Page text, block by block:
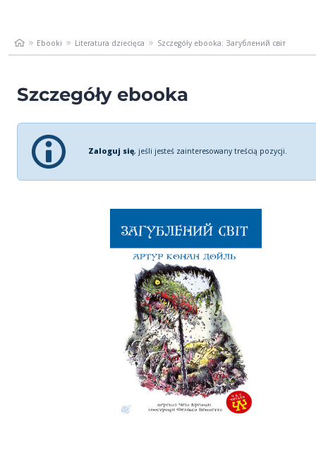
Ebooki Literatura dziecięca Szczegóły ebooka: Загублений світ
Szczegóły ebooka
Zaloguj się, jeśli jesteś zainteresowany treścią pozycji.